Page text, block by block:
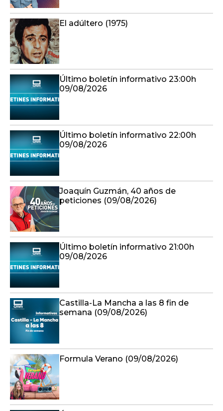
El adúltero (1975)
Último boletín informativo 23:00h
09/08/2026
Último boletín informativo 22:00h
09/08/2026
Joaquín Guzmán, 40 años de
peticiones (09/08/2026)
Último boletín informativo 21:00h
09/08/2026
Castilla-La Mancha a las 8 fin de
semana (09/08/2026)
Formula Verano (09/08/2026)